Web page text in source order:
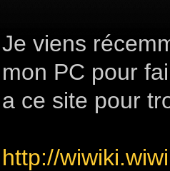
Je viens
mon PC pour
a ce site pour
http://